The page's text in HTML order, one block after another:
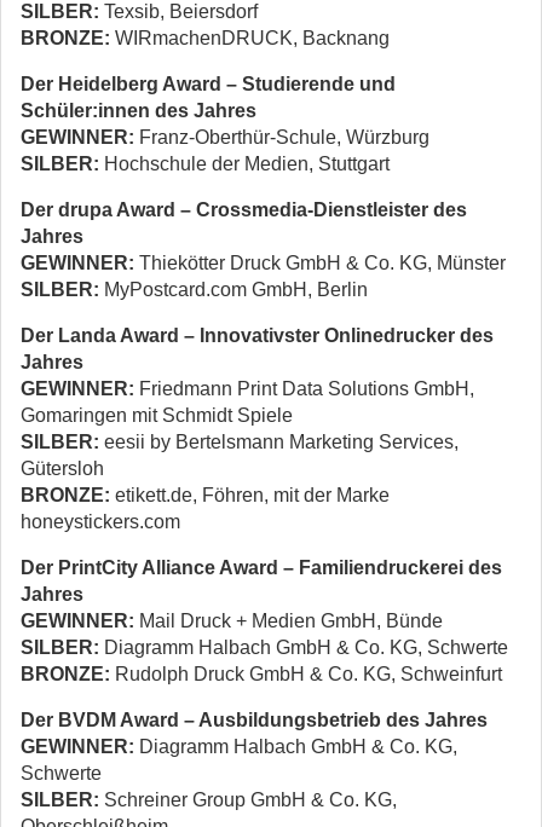
SILBER: Texsib, Beiersdorf
BRONZE: WIRmachenDRUCK, Backnang
Der Heidelberg Award – Studierende und
Schüler:innen des Jahres
GEWINNER: Franz-Oberthür-Schule, Würzburg
SILBER: Hochschule der Medien, Stuttgart
Der drupa Award – Crossmedia-Dienstleister des
Jahres
GEWINNER: Thiekötter Druck GmbH & Co. KG, Münster
SILBER: MyPostcard.com GmbH, Berlin
Der Landa Award – Innovativster Onlinedrucker des
Jahres
GEWINNER: Friedmann Print Data Solutions GmbH,
Gomaringen mit Schmidt Spiele
SILBER: eesii by Bertelsmann Marketing Services,
Gütersloh
BRONZE: etikett.de, Föhren, mit der Marke
honeystickers.com
Der PrintCity Alliance Award – Familien­druckerei des
Jahres
GEWINNER: Mail Druck + Medien GmbH, Bünde
SILBER: Diagramm Halbach GmbH & Co. KG, Schwerte
BRONZE: Rudolph Druck GmbH & Co. KG, Schweinfurt
Der BVDM Award – Ausbildungsbetrieb des Jahres
GEWINNER: Diagramm Halbach GmbH & Co. KG,
Schwerte
SILBER: Schreiner Group GmbH & Co. KG,